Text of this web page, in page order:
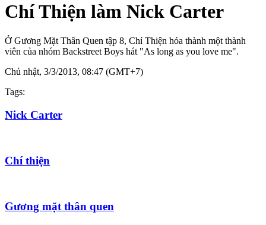
Chí Thiện làm Nick Carter
Ở Gương Mặt Thân Quen tập 8, Chí Thiện hóa thành một thành
viên của nhóm Backstreet Boys hát "As long as you love me".
Chủ nhật, 3/3/2013, 08:47 (GMT+7)
Tags:
Nick Carter
Chí thiện
Gương mặt thân quen